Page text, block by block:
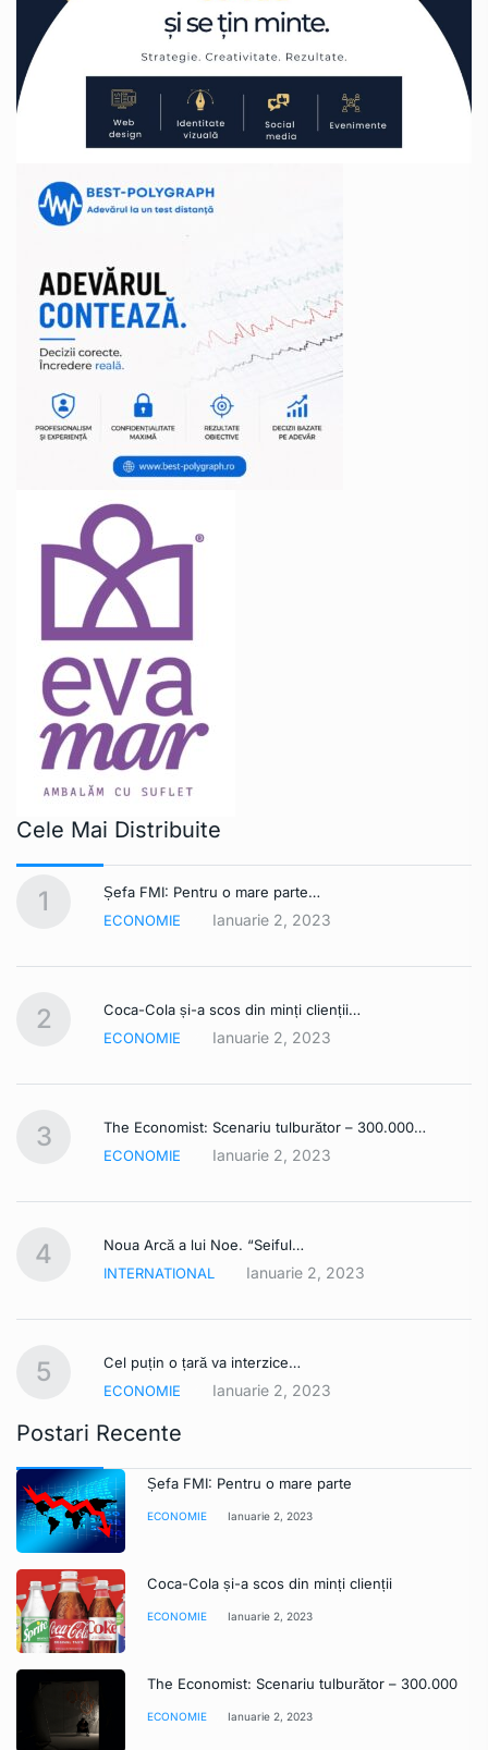
Cele Mai Distribuite
1
Șefa FMI: Pentru o mare parte…
ECONOMIE
Ianuarie 2, 2023
2
Coca-Cola și-a scos din minți clienții…
ECONOMIE
Ianuarie 2, 2023
3
The Economist: Scenariu tulburător – 300.000…
ECONOMIE
Ianuarie 2, 2023
4
Noua Arcă a lui Noe. “Seiful…
INTERNATIONAL
Ianuarie 2, 2023
5
Cel puțin o țară va interzice…
ECONOMIE
Ianuarie 2, 2023
Postari Recente
Șefa FMI: Pentru o mare parte
ECONOMIE Ianuarie 2, 2023
Coca-Cola și-a scos din minți clienții
ECONOMIE Ianuarie 2, 2023
The Economist: Scenariu tulburător – 300.000
ECONOMIE Ianuarie 2, 2023